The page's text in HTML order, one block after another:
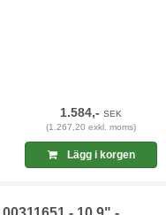
1.584,-SEK
(1.267,20 exkl. moms)
Lägg i korgen